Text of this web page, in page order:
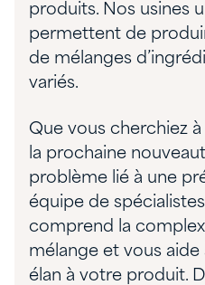
produits. Nos usines
permettent de
de mélanges
variés.
Que vous cherchiez
la prochaine
problème lié à une
équipe de
comprend la
mélange et vous aide
élan à votre produit.